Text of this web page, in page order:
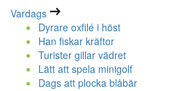
Vardags
Dyrare oxfilé i höst
Han fiskar kräftor
Turister gillar vädret
Lätt att spela minigolf
Dags att plocka blåbär